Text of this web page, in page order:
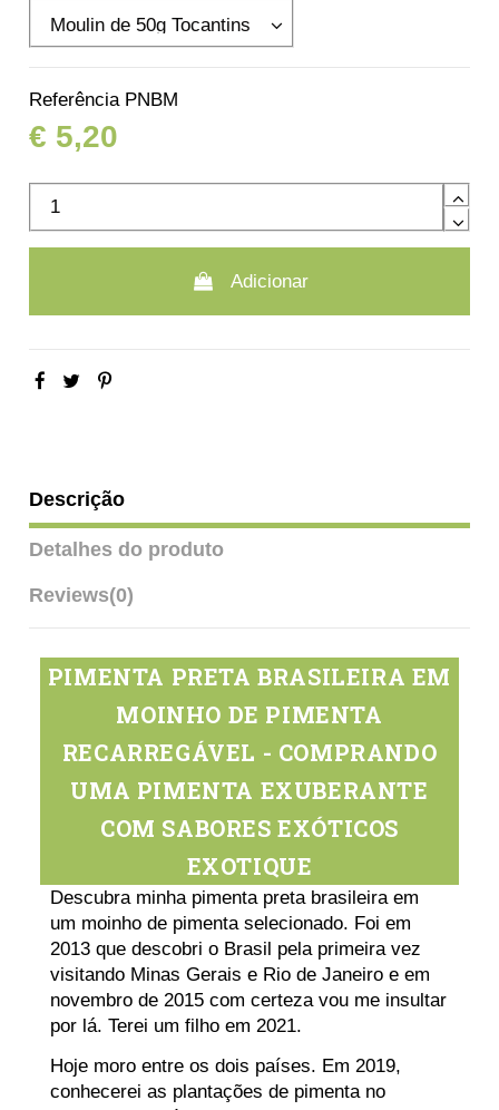
Referência PNBM
€ 5,20
Adicionar
Descrição
Detalhes do produto
Reviews(0)
PIMENTA PRETA BRASILEIRA EM
MOINHO DE PIMENTA
RECARREGÁVEL - COMPRANDO
UMA PIMENTA EXUBERANTE
COM SABORES EXÓTICOS
EXOTIQUE
Descubra minha pimenta preta brasileira em
um moinho de pimenta selecionado. Foi em
2013 que descobri o Brasil pela primeira vez
visitando Minas Gerais e Rio de Janeiro e em
novembro de 2015 com certeza vou me insultar
por lá. Terei um filho em 2021.
Hoje moro entre os dois países. Em 2019,
conhecerei as plantações de pimenta no